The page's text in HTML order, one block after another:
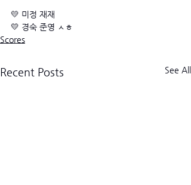
💛 미정 재재
💛 경숙 준영 ㅅㅎ
Scores
Recent Posts See All